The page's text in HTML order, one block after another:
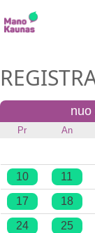
nuo
Pr An
10 11
17 18
24 25